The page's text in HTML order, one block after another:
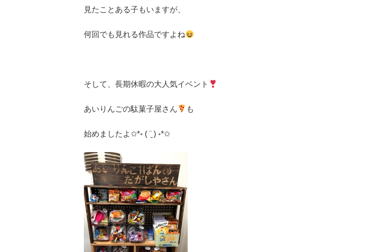
見たことある子もいますが、
何回でも見れる作品ですよね
そして、長期休暇の大人気イベント
あいりんごの駄菓子屋さん も
始めましたよ ✩*॰ ( ¨̮ ) ॰*✩